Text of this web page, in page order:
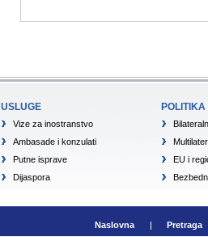
USLUGE
Vize za inostranstvo
Ambasade i konzulati
Putne isprave
Dijaspora
POLITIKA
EU i
Naslovna Pretraga